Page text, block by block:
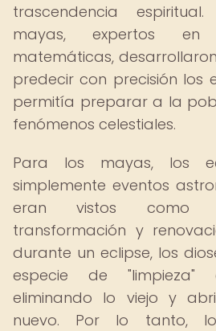
trascendencia
mayas, expertos
matemáticas,
predecir con precisión los
permitía preparar a la
fenómenos celestiales.
Para los mayas, los
simplemente eventos
eran vistos como
transformación y
durante un eclipse, los
especie de "limpieza"
eliminando lo viejo y
nuevo. Por lo tanto,